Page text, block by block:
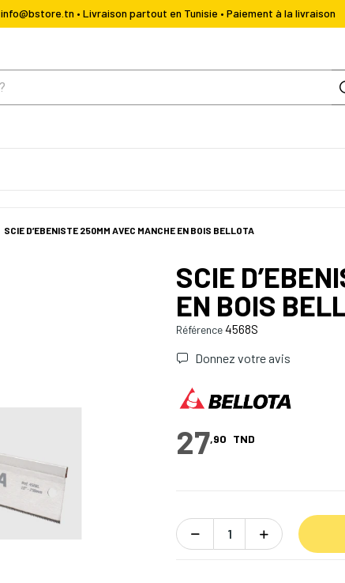
info@bstore.tn • Livraison partout en Tunisie • Paiement à la livraison
SCIE D’EBENISTE 250MM AVEC MANCHE EN BOIS BELLOTA
SCIE
EN BOIS
Référence4568S
Donnez votre avis
27,90 TND